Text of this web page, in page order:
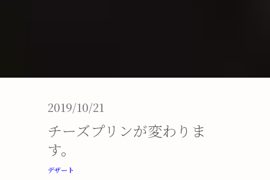
2019/10/21
チーズプリンが変わりま
す。
デザート